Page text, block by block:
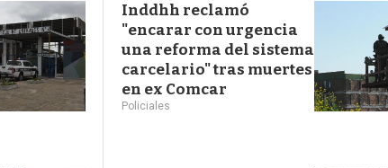
Inddhh reclamó
"encarar con urgencia
una reforma del sistema
carcelario" tras muertes
en ex Comcar
Policiales